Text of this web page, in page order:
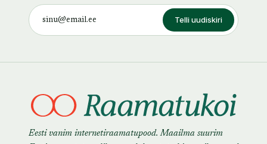
Telli uudiskiri
Eesti vanim internetiraamatupood. Maailma suurim